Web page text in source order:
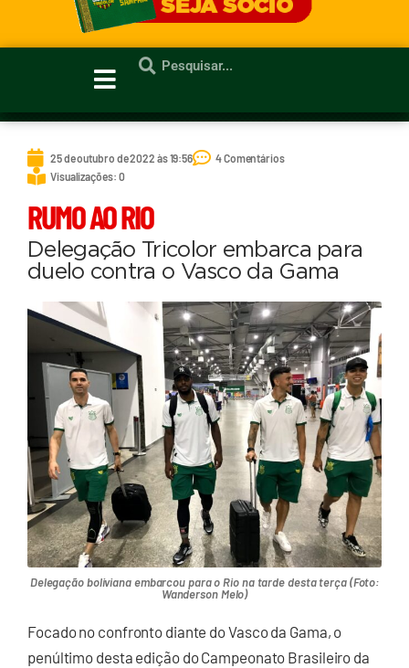
25 de outubro de 2022 às 19:56
4 Comentários
Visualizações: 0
RUMO AO RIO
Delegação Tricolor embarca para
duelo contra o Vasco da Gama
Delegação boliviana embarcou para o Rio na tarde desta terça (Foto:
Wanderson Melo)
Focado no confronto diante do Vasco da Gama, o
penúltimo desta edição do Campeonato Brasileiro da